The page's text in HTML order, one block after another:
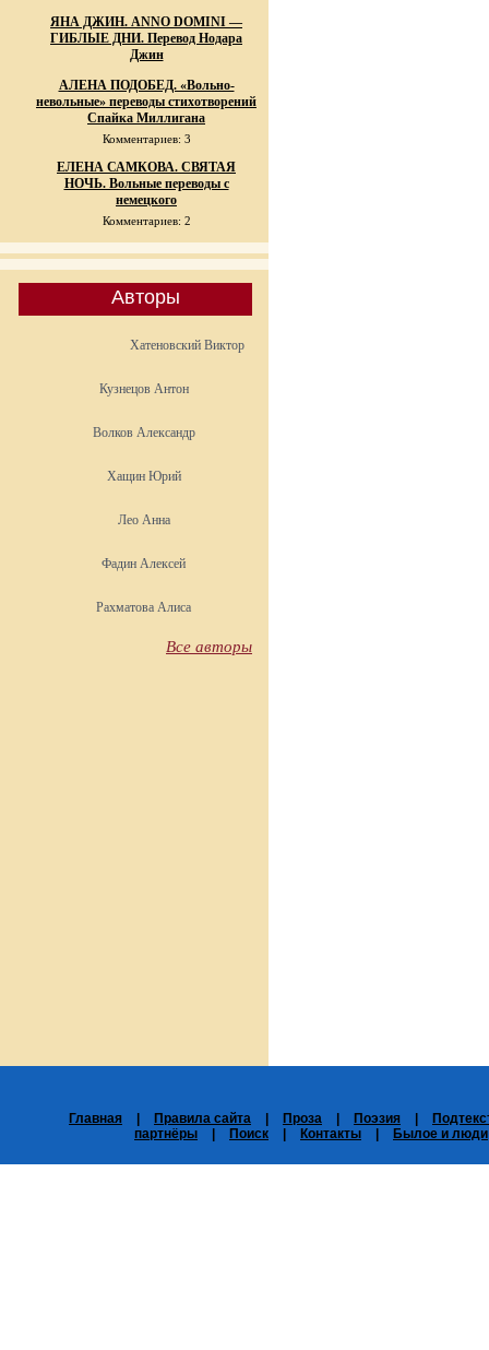
ЯНА ДЖИН. ANNO DOMINI —
ГИБЛЫЕ ДНИ. Перевод Нодара
Джин
АЛЕНА ПОДОБЕД. «Вольно-
невольные» переводы стихотворений
Спайка Миллигана
Комментариев: 3
ЕЛЕНА САМКОВА. СВЯТАЯ
НОЧЬ. Вольные переводы с
немецкого
Комментариев: 2
Авторы
Хатеновский Виктор
Кузнецов Антон
Волков Александр
Хащин Юрий
Лео Анна
Фадин Алексей
Рахматова Алиса
Все авторы
Главная Правила сайта Проза Поэзия
партнёры
Поиск Контакты Былое и люди